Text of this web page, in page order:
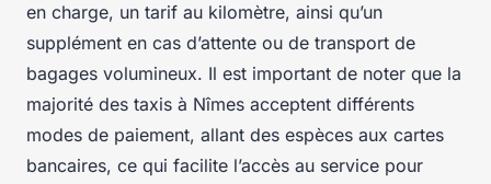
en charge, un tarif au kilomètre, ainsi qu’un
supplément en cas d’attente ou de transport de
bagages volumineux. Il est important de noter que la
majorité des taxis à Nîmes acceptent différents
modes de paiement, allant des espèces aux cartes
bancaires, ce qui facilite l’accès au service pour